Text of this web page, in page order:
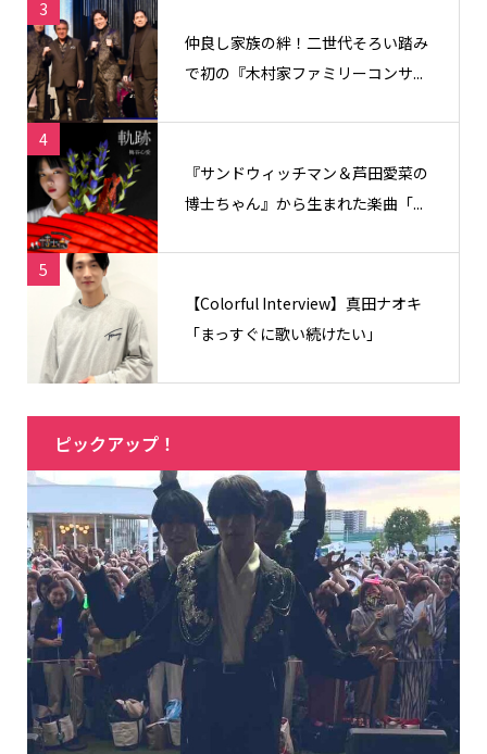
3
仲良し家族の絆！二世代そろい踏み
で初の『木村家ファミリーコンサ...
4
『サンドウィッチマン＆芦田愛菜の
博士ちゃん』から生まれた楽曲「...
5
【Colorful Interview】真田ナオキ
「まっすぐに歌い続けたい」
ピックアップ！